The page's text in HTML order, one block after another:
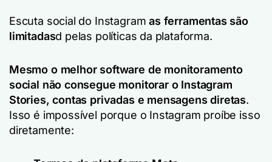
Escuta social do Instagramas ferramentas são
limitadasd pelas políticas da plataforma.
Mesmo o melhor software de monitoramento
social não consegue monitorar o Instagram
Stories, contas privadas e mensagens diretas.
Isso é impossível porque o Instagram proíbe isso
diretamente: